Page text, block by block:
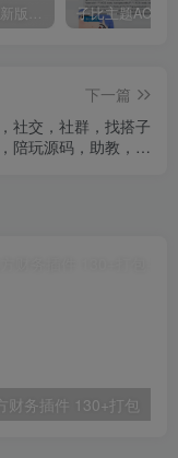
子比zibll-V7.7最新版完美破解授权教程
下一篇
社交，社群，找搭子
陪玩源码，助教，陪
财务插件 130+打包